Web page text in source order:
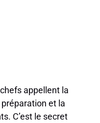
appellent la
préparation et la
C’est le secret